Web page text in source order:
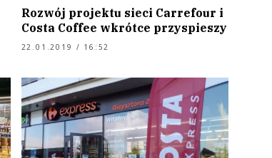
Rozwój projektu sieci Carrefour i
Costa Coffee wkrótce przyspieszy
22.01.2019 / 16:52